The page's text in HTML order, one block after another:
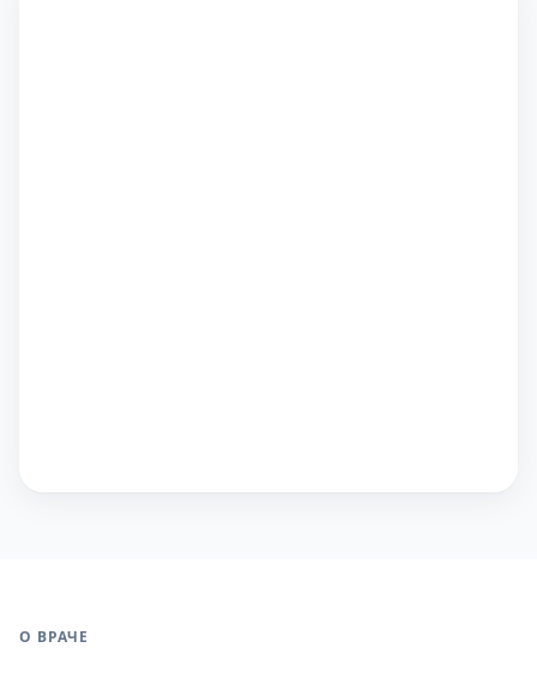
О ВРАЧЕ